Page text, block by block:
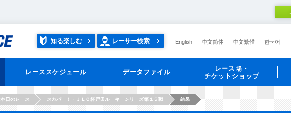
知る楽しむ レーサー検索 English 中文简体 中文繁體 한국어
レーススケジュール データファイル
レース場・
チケットショップ
本日のレース スカパー！・ＪＬＣ杯戸田ルーキーシリーズ第１５戦 結果